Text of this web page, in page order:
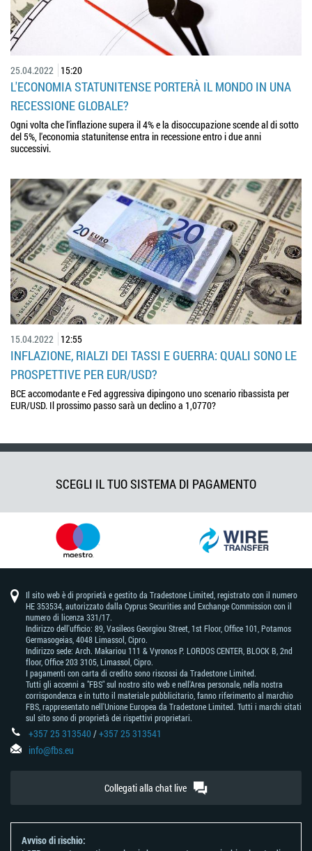
25.04.2022 15:20
L'ECONOMIA STATUNITENSE PORTERÀ IL MONDO IN UNA
RECESSIONE GLOBALE?
Ogni volta che l'inflazione supera il 4% e la disoccupazione scende al di sotto
del 5%, l'economia statunitense entra in recessione entro i due anni
successivi.
15.04.2022 12:55
INFLAZIONE, RIALZI DEI TASSI E GUERRA: QUALI SONO LE
PROSPETTIVE PER EUR/USD?
BCE accomodante e Fed aggressiva dipingono uno scenario ribassista per
EUR/USD. Il prossimo passo sarà un declino a 1,0770?
SCEGLI IL TUO SISTEMA DI PAGAMENTO
Il sito web è di proprietà e gestito da Tradestone Limited, registrato con il numero
HE 353534, autorizzato dalla Cyprus Securities and Exchange Commission con il
numero di licenza 331/17.
Indirizzo dell'ufficio: 89, Vasileos Georgiou Street, 1st Floor, Office 101, Potamos
Germasogeias, 4048 Limassol, Cipro.
Indirizzo sede: Arch. Makariou 111 & Vyronos Р. LORDOS CENTER, BLOCK В, 2nd
floor, Office 203 3105, Limassol, Cipro.
I pagamenti con carta di credito sono riscossi da Tradestone Limited.
Tutti gli accenni a "FBS" sul nostro sito web e nell'Area personale, nella nostra
corrispondenza e in tutto il materiale pubblicitario, fanno riferimento al marchio
FBS, rappresentato nell'Unione Europea da Tradestone Limited. Tutti i marchi citati
sul sito sono di proprietà dei rispettivi proprietari.
+357 25 313540/+357 25 313541
info@fbs.eu
Collegati alla chat live
Avviso di rischio: